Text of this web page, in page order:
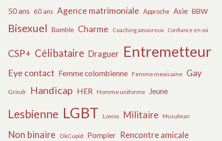
50 ans 60 ans Agence matrimoniale Approche Asie BBW
Bisexuel Bumble Charme Coaching amoureux Confiance en soi
CSP+ Célibataire Draguer Entremetteur
Eye contact Femme colombienne Femme mexicaine Gay
Grindr Handicap HER Homme uniforme Jeune
Lesbienne LGBT Lovoo Militaire Musulman
Non binaire OkCupid Pompier Rencontre amicale